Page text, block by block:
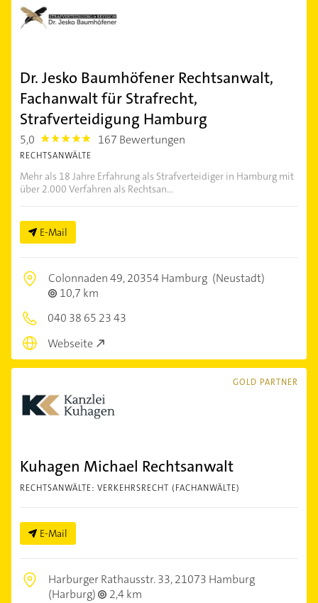
Dr. Jesko Baumhöfener Rechtsanwalt,
Fachanwalt für Strafrecht,
Strafverteidigung Hamburg
5,0 5.0 167 Bewertungen
RECHTSANWÄLTE
Mehr als 18 Jahre Erfahrung als Strafverteidiger in Hamburg mit
über 2.000 Verfahren als Rechtsan...
E-Mail
Colonnaden 49,20354 Hamburg (Neustadt)
10,7 km
040 38 65 23 43
Webseite
GOLD PARTNER
Kuhagen Michael Rechtsanwalt
RECHTSANWÄLTE: VERKEHRSRECHT (FACHANWÄLTE)
E-Mail
Harburger Rathausstr. 33,21073 Hamburg
(Harburg)
2,4 km